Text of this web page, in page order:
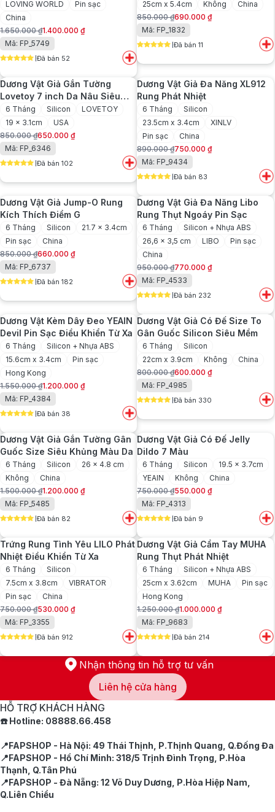
LOVING WORLD
Pin sạc
China
1.650.000₫
Giá
gốc
là:
1.650.000 ₫.
1.400.000 ₫
Giá
hiện
tại
là:
1.400.000 ₫.
Mã: FP_5749
Đã bán 52
25cm x 5.4cm
Không
China
850.000₫
Giá
gốc
là:
850.000 ₫.
690.000 ₫
Giá
hiện
tại
là:
690.000 ₫.
Mã: FP_1832
Đã bán 11
Dương Vật Giả Gắn Tường
Lovetoy 7 inch Da Nâu Siêu
Mềm
6 Tháng Silicon
LOVETOY
19 x 3.1cm
USA
850.000₫
Giá
gốc
là:
850.000 ₫.
650.000 ₫
Giá
hiện
tại
là:
Mã: FP_6346
Đã bán 102
Dương Vật Giả Đa Năng XL912
Rung Phát Nhiệt
6 Tháng
Silicon
23.5cm x 3.4cm
XINLV
Pin sạc
China
890.000₫
Giá
gốc
là:
890.000 ₫.
750.000 ₫
Giá
hiện
tại
là:
750.000 ₫.
Mã: FP_9434
Đã bán 83
Dương Vật Giả Jump-O Rung
Kích Thích Điểm G
6 Tháng Silicon
21.7 x 3.4cm
Pin sạc
China
850.000₫
Giá
gốc
là:
850.000 ₫.
660.000 ₫
Giá
hiện
tại
là:
Mã: FP_6737
Đã bán 182
Dương Vật Giả Đa Năng Libo
Rung Thụt Ngoáy Pin Sạc
6 Tháng
Silicon + Nhựa ABS
26,6 x 3,5 cm
LIBO
Pin sạc
China
950.000₫
Giá
gốc
là:
950.000 ₫.
770.000 ₫
Giá
hiện
tại
là:
770.000 ₫.
Mã: FP_4533
Đã bán 232
Dương Vật Kèm Dây Đeo YEAIN
Devil Pin Sạc Điều Khiển Từ Xa
6 Tháng
Silicon + Nhựa ABS
15.6cm x 3.4cm
Pin sạc
Hong Kong
1.550.000₫
Giá
gốc
là:
1.550.000 ₫.
1.200.000 ₫
Giá
hiện
tại
là:
1.200.000 ₫.
Mã: FP_4384
Đã bán 38
Dương Vật Giả Có Đế Size To
Gân Guốc Silicon Siêu Mềm
6 Tháng
Silicon
22cm x 3.9cm
Không
China
800.000₫
Giá
gốc
là:
800.000 ₫.
600.000 ₫
Giá
hiện
tại
là:
600.000 ₫.
Mã: FP_4985
Đã bán 330
Dương Vật Giả Gắn Tường Gân
Guốc Size Siêu Khủng Màu Da
6 Tháng Silicon
26 x 4.8 cm
Không
China
1.500.000₫
Giá
gốc
là:
1.500.000 ₫.
1.200.000 ₫
Giá
hiện
tại
là:
1.200.000 ₫.
Mã: FP_5485
Đã bán 82
Dương Vật Giả Có Đế Jelly
Dildo 7 Màu
6 Tháng Silicon
19.5 x 3.7cm
YEAIN
Không
China
750.000₫
Giá
gốc
là:
750.000 ₫.
550.000 ₫
Giá
hiện
tại
là:
550.000 ₫.
Mã: FP_4313
Đã bán 9
Trứng Rung Tình Yêu LILO Phát
Nhiệt Điều Khiển Từ Xa
6 Tháng
Silicon
7.5cm x 3.8cm
VIBRATOR
Pin sạc
China
750.000₫
Giá
gốc
là:
750.000 ₫.
530.000 ₫
Giá
hiện
tại
là:
Mã: FP_3355
Đã bán 912
Dương Vật Giả Cầm Tay MUHA
Rung Thụt Phát Nhiệt
6 Tháng
Silicon + Nhựa ABS
25cm x 3.62cm
MUHA
Pin sạc
Hong Kong
1.250.000₫
Giá
gốc
là:
1.250.000 ₫.
1.000.000 ₫
Giá
hiện
tại
là:
1.000.000 ₫.
Mã: FP_9683
Đã bán 214
Nhận thông tin hỗ trợ tư vấn
Liên hệ cửa hàng
HỖ TRỢ KHÁCH HÀNG
☎️ Hotline: 08888.66.458
📍FAPSHOP - Hà Nội: 49 Thái Thịnh, P.Thịnh Quang, Q.Đống Đa
📍FAPSHOP - Hồ Chí Minh: 318/5 Trịnh Đình Trọng, P.Hòa
Thạnh, Q.Tân Phú
📍FAPSHOP - Đà Nẵng: 12 Võ Duy Dương, P.Hòa Hiệp Nam,
Q.Liên Chiểu